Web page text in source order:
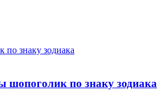
знаку зодиака
по знаку зодиака